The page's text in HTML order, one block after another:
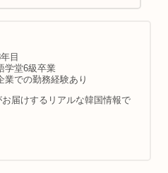
目
堂6級卒業
での勤務経験あり
届けするリアルな韓国情報で